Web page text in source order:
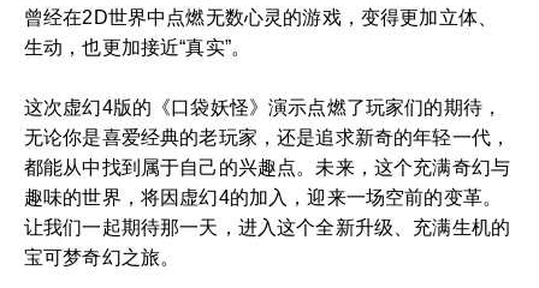
曾经在2D世界中点燃无数心灵的游戏，变得更加立体、
生动，也更加接近“真实”。
这次虚幻4版的《口袋妖怪》演示点燃了玩家们的期待，
无论你是喜爱经典的老玩家，还是追求新奇的年轻一代，
都能从中找到属于自己的兴趣点。未来，这个充满奇幻与
趣味的世界，将因虚幻4的加入，迎来一场空前的变革。
让我们一起期待那一天，进入这个全新升级、充满生机的
宝可梦奇幻之旅。